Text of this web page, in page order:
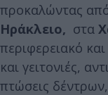
προκαλώντας
Ηράκλειο, στα
περιφερειακό
και γειτονιές,
πτώσεις